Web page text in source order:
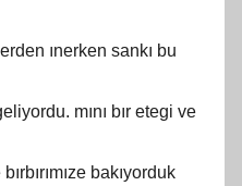
ınerken sankı bu
mını bır etegi ve
bakıyorduk